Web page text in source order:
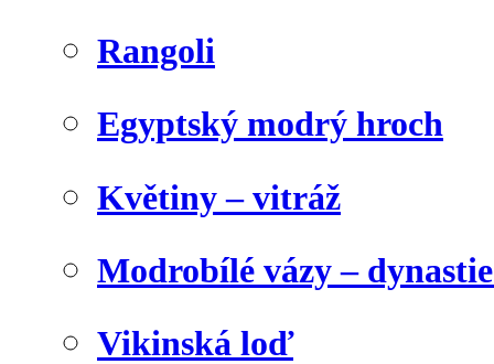
Rangoli
Egyptský modrý hroch
Květiny – vitráž
Modrobílé vázy –
Vikinská loď